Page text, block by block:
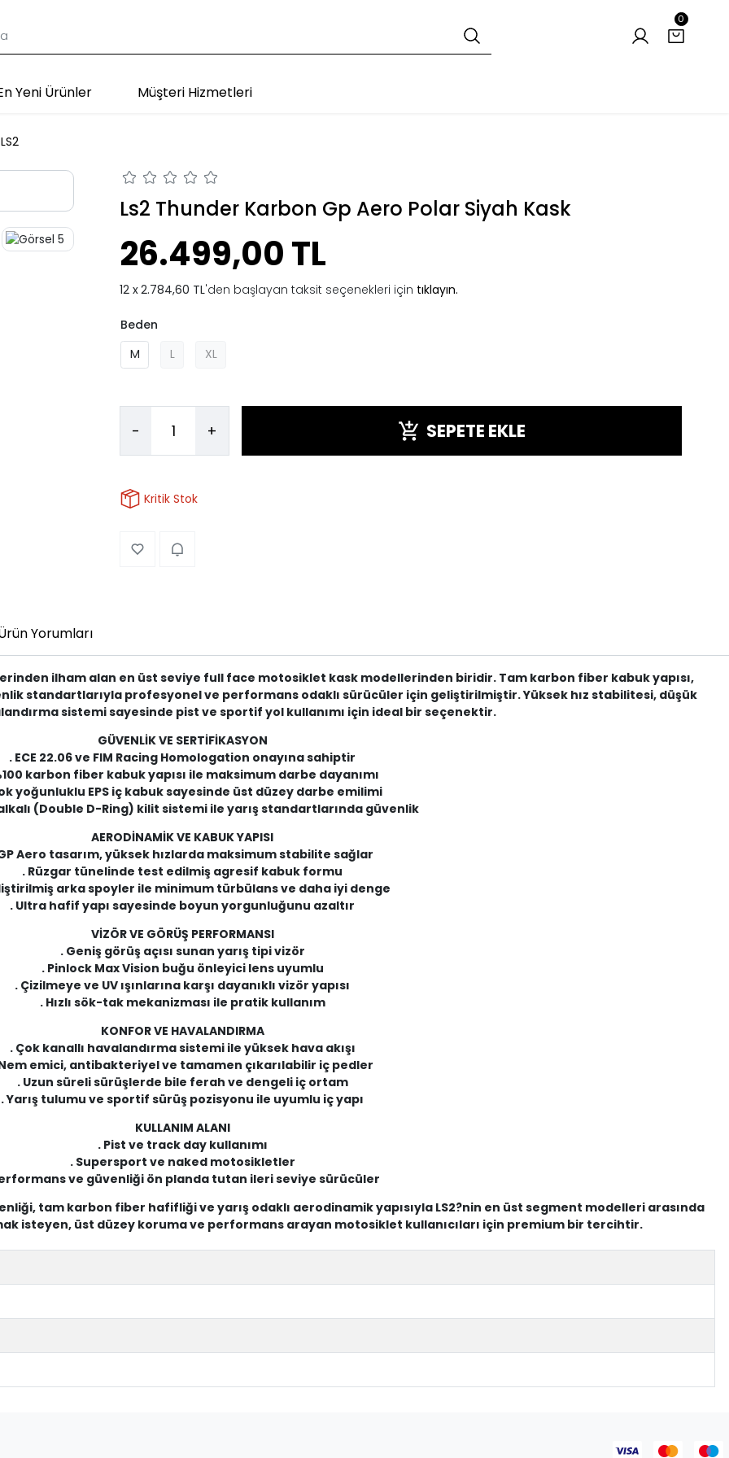
0
Yeni Ürünler Müşteri Hizmetleri
LS2
Ls2 Thunder Karbon Gp Aero Polar Siyah Kask
26.499,00 TL
2.784,60 TL'den başlayan taksit seçenekleri için tıklayın.
Beden
M
L XL
- + SEPETE EKLE
Kritik Stok
Yorumları
ilham alan en üst seviye full face motosiklet kask modellerinden biridir. Tam karbon fiber kabuk yapısı,
standartlarıyla profesyonel ve performans odaklı sürücüler için geliştirilmiştir. Yüksek hız stabilitesi, düşük
sistemi sayesinde pist ve sportif yol kullanımı için ideal bir seçenektir.
GÜVENLİK VE SERTİFİKASYON
. ECE 22.06 ve FIM Racing Homologation onayına sahiptir
karbon fiber kabuk yapısı ile maksimum darbe dayanımı
yoğunluklu EPS iç kabuk sayesinde üst düzey darbe emilimi
(Double D-Ring) kilit sistemi ile yarış standartlarında güvenlik
AERODİNAMİK VE KABUK YAPISI
Aero tasarım, yüksek hızlarda maksimum stabilite sağlar
. Rüzgar tünelinde test edilmiş agresif kabuk formu
arka spoyler ile minimum türbülans ve daha iyi denge
. Ultra hafif yapı sayesinde boyun yorgunluğunu azaltır
VİZÖR VE GÖRÜŞ PERFORMANSI
. Geniş görüş açısı sunan yarış tipi vizör
. Pinlock Max Vision buğu önleyici lens uyumlu
. Çizilmeye ve UV ışınlarına karşı dayanıklı vizör yapısı
. Hızlı sök-tak mekanizması ile pratik kullanım
KONFOR VE HAVALANDIRMA
. Çok kanallı havalandırma sistemi ile yüksek hava akışı
emici, antibakteriyel ve tamamen çıkarılabilir iç pedler
. Uzun süreli sürüşlerde bile ferah ve dengeli iç ortam
. Yarış tulumu ve sportif sürüş pozisyonu ile uyumlu iç yapı
KULLANIM ALANI
. Pist ve track day kullanımı
. Supersport ve naked motosikletler
ve güvenliği ön planda tutan ileri seviye sürücüler
tam karbon fiber hafifliği ve yarış odaklı aerodinamik yapısıyla LS2?nin en üst segment modelleri arasında
isteyen, üst düzey koruma ve performans arayan motosiklet kullanıcıları için premium bir tercihtir.